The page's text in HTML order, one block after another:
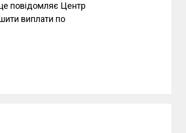
повідомляє Центр
виплати по